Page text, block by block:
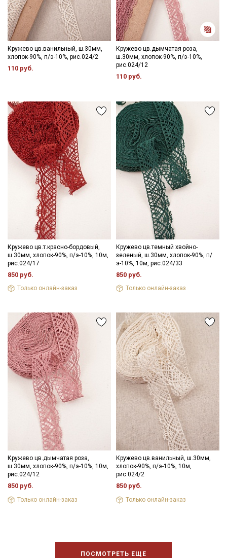
Кружево цв.ванильный, ш.30мм,
хлопок-90%, п/э-10%, рис.024/2
110 руб.
Кружево цв.дымчатая роза,
ш.30мм, хлопок-90%, п/э-10%,
рис.024/12
110 руб.
Кружево цв.т.красно-бордовый,
ш.30мм, хлопок-90%, п/э-10%, 10м,
рис.024/17
850 руб.
Только онлайн-заказ
Кружево цв.темный хвойно-
зеленый, ш.30мм, хлопок-90%, п/
э-10%, 10м, рис.024/33
850 руб.
Только онлайн-заказ
Кружево цв.дымчатая роза,
ш.30мм, хлопок-90%, п/э-10%, 10м,
рис.024/12
850 руб.
Только онлайн-заказ
Кружево цв.ванильный, ш.30мм,
хлопок-90%, п/э-10%, 10м,
рис.024/2
850 руб.
Только онлайн-заказ
ПОСМОТРЕТЬ ЕЩЕ